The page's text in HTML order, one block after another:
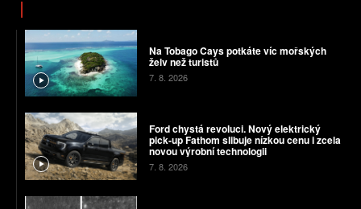
Na Tobago Cays potkáte víc mořských
želv než turistů
7. 8. 2026
Ford chystá revoluci. Nový elektrický
pick-up Fathom slibuje nízkou cenu i zcela
novou výrobní technologii
7. 8. 2026